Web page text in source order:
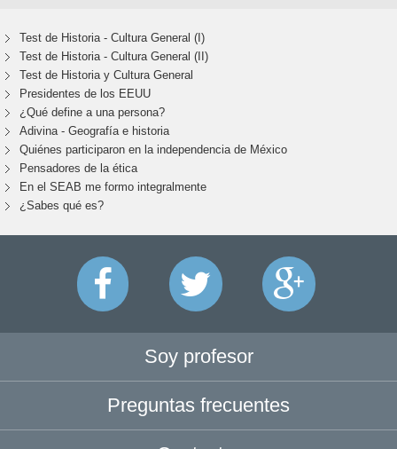
Test de Historia - Cultura General (I)
Test de Historia - Cultura General (II)
Test de Historia y Cultura General
Presidentes de los EEUU
¿Qué define a una persona?
Adivina - Geografía e historia
Quiénes participaron en la independencia de México
Pensadores de la ética
En el SEAB me formo integralmente
¿Sabes qué es?
Soy profesor
Preguntas frecuentes